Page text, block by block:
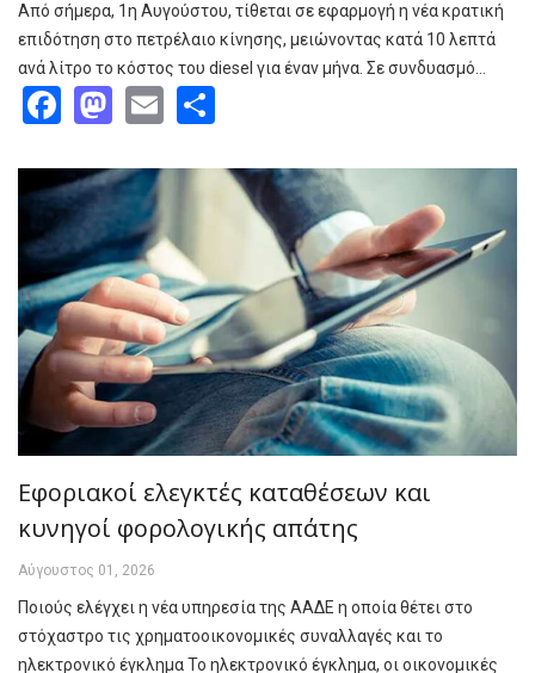
Από σήμερα, 1η Αυγούστου, τίθεται σε εφαρμογή η νέα κρατική
επιδότηση στο πετρέλαιο κίνησης, μειώνοντας κατά 10 λεπτά
ανά λίτρο το κόστος του diesel για έναν μήνα. Σε συνδυασμό…
Facebook
Mastodon
Email
Εφοριακοί ελεγκτές καταθέσεων και
κυνηγοί φορολογικής απάτης
Αύγουστος 01, 2026
Ποιούς ελέγχει η νέα υπηρεσία της ΑΑΔΕ η οποία θέτει στο
στόχαστρο τις χρηματοοικονομικές συναλλαγές και το
ηλεκτρονικό έγκλημα Το ηλεκτρονικό έγκλημα, οι οικονομικές